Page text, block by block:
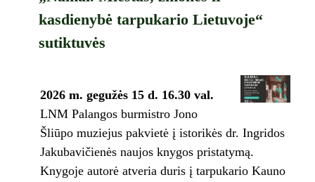
kasdienybė tarpukario Lietuvoje“
sutiktuvės
2026 m. gegužės 15 d. 16.30 val.
LNM Palangos burmistro Jono
Šliūpo muziejus pakvietė į istorikės dr. Ingridos
Jakubavičienės naujos knygos pristatymą.
Knygoje autorė atveria duris į tarpukario Kauno